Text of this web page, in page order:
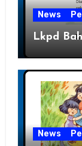
News
Lkpd
News